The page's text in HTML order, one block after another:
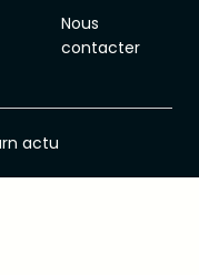
Nous
contacter
actu